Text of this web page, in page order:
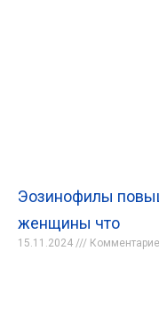
Эозинофилы
женщины что
15.11.2024